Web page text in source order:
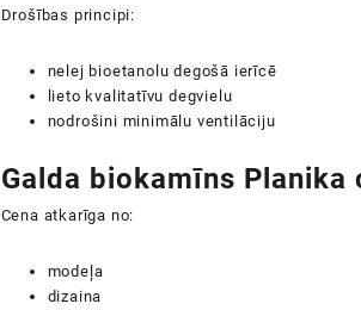
Drošības principi:
nelej bioetanolu degošā ierīcē
lieto kvalitatīvu degvielu
nodrošini minimālu ventilāciju
Galda biokamīns Planika
Cena atkarīga no:
modeļa
dizaina